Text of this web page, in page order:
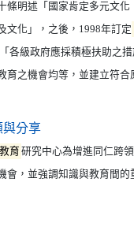
條明述「國家肯定多元文化
文化」，之後，1998年訂定
各級政府應採積極扶助之
育之機會均等，並建立符合
與分享（另開新視窗）
育 研究中心為增進同仁跨
會，並強調知識與教育間的